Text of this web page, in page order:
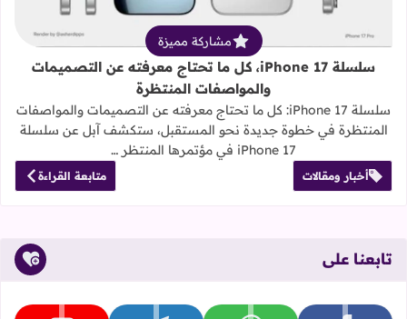
مشاركة مميزة
سلسلة iPhone 17، كل ما تحتاج معرفته عن التصميمات
والمواصفات المنتظرة
سلسلة iPhone 17: كل ما تحتاج معرفته عن التصميمات والمواصفات
المنتظرة في خطوة جديدة نحو المستقبل، ستكشف آبل عن سلسلة
iPhone 17 في مؤتمرها المنتظر …
أخبار ومقالات متابعة القراءة
تابعنا على